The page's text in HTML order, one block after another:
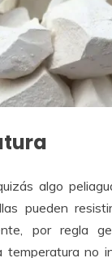
algo
pueden
por regla
temperatura no